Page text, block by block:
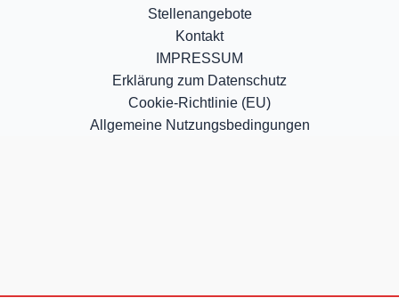
Stellenangebote
Kontakt
IMPRESSUM
Erklärung zum Datenschutz
Cookie-Richtlinie (EU)
Allgemeine Nutzungsbedingungen